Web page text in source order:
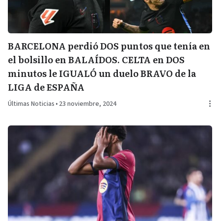
BARCELONA perdió DOS puntos que tenía en
el bolsillo en BALAÍDOS. CELTA en DOS
minutos le IGUALÓ un duelo BRAVO de la
LIGA de ESPAÑA
Últimas Noticias • 23 noviembre, 2024